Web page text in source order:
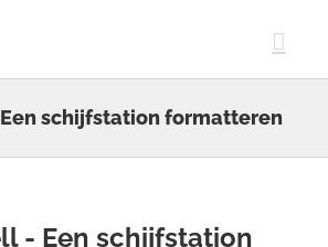
schijfstation formatteren
- Een schijfstation